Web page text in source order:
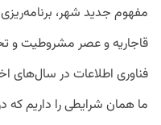
مفهوم جدید شهر،
قاجاریه و عصر مشروطیت و
فناوری اطلاعات در سال‌های
ما همان شرایطی را داریم که